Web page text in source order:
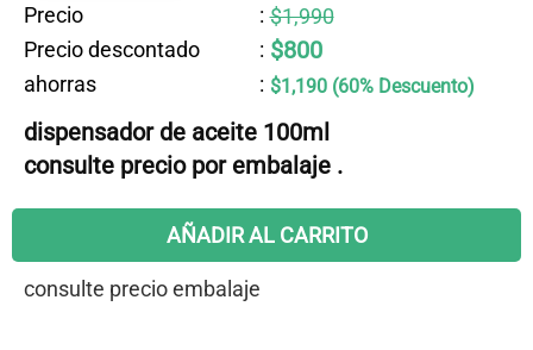
Precio : $1,990
Precio descontado
: $800
ahorras : $1,190 (60% Descuento)
dispensador de aceite 100ml
consulte precio por embalaje .
AÑADIR AL CARRITO
consulte precio embalaje